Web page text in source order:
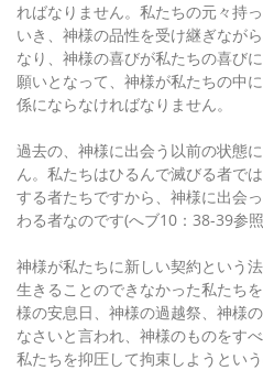
ればなりません。私たちの元々持
いき、神様の品性を受け継ぎなが
なり、神様の喜びが私たちの喜び
願いとなって、神様が私たちの中
係にならなければなりません。
過去の、神様に出会う以前の状態
ん。私たちはひるんで滅びる者で
する者たちですから、神様に出会
わる者なのです(へブ10：38-39参照)
神様が私たちに新しい契約という
生きることのできなかった私たち
様の安息日、神様の過越祭、神様
なさいと言われ、神様のものをす
私たちを抑圧して拘束しようとい